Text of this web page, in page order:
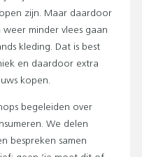
zijn. Maar daardoor
minder vlees gaan
kleding. Dat is best
en daardoor extra
kopen.
begeleiden over
We delen
bespreken samen